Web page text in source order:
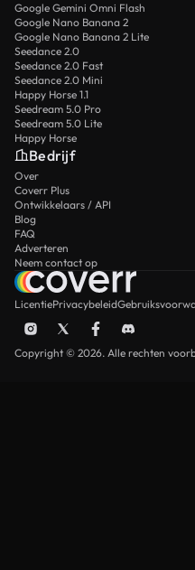
Google Gemini Omni Flash
Google Nano Banana 2
Google Nano Banana 2 Lite
Seedance 2.0
Seedance 2.0 Fast
Seedance 2.0 Mini
Happy Horse 1.1
Seedream 5.0 Pro
Seedream 5.0 Lite
Happy Horse
Bedrijf
Over
Coverr Plus
Ontwikkelaars / API
Blog
FAQ
Adverteren
Neem contact op
LicentiePrivacybeleid
Copyright © 2026. Alle rechten